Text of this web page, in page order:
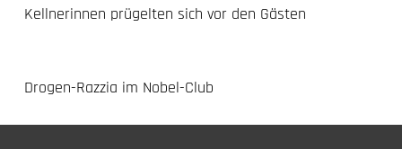
Kellnerinnen prügelten sich vor den Gästen
Drogen-Razzia im Nobel-Club